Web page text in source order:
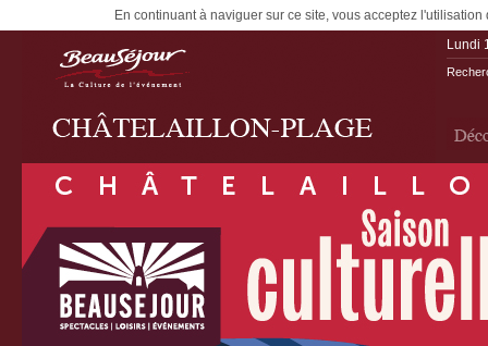
En continuant à naviguer sur ce site, vous acceptez
Lundi